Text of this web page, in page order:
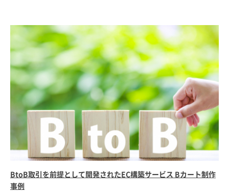
BtoB取引を前提として開発されたEC構築サービス Bカート制作
事例